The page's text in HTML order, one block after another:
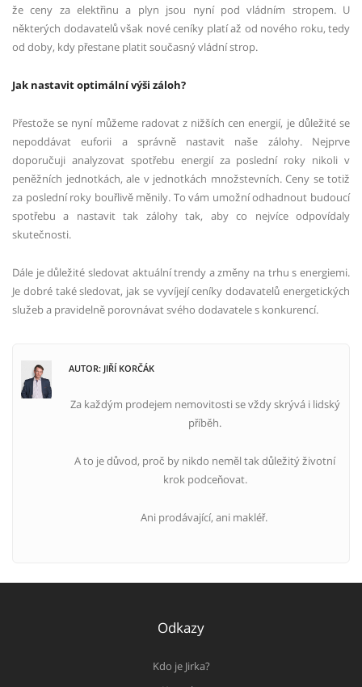
že ceny za elektřinu a plyn jsou nyní pod vládním stropem. U
některých dodavatelů však nové ceníky platí až od nového roku, tedy
od doby, kdy přestane platit současný vládní strop.
Jak nastavit optimální výši záloh?
Přestože se nyní můžeme radovat z nižších cen energií, je důležité se
nepoddávat euforii a správně nastavit naše zálohy. Nejprve
doporučuji analyzovat spotřebu energií za poslední roky nikoli v
peněžních jednotkách, ale v jednotkách množstevních. Ceny se totiž
za poslední roky bouřlivě měnily. To vám umožní odhadnout budoucí
spotřebu a nastavit tak zálohy tak, aby co nejvíce odpovídaly
skutečnosti.
Dále je důležité sledovat aktuální trendy a změny na trhu s energiemi.
Je dobré také sledovat, jak se vyvíjejí ceníky dodavatelů energetických
služeb a pravidelně porovnávat svého dodavatele s konkurencí.
AUTOR: JIŘÍ KORČÁK
Za každým prodejem nemovitosti se vždy skrývá i lidský
příběh.
A to je důvod, proč by nikdo neměl tak důležitý životní
krok podceňovat.
Ani prodávající, ani makléř.
Odkazy
Kdo je Jirka?